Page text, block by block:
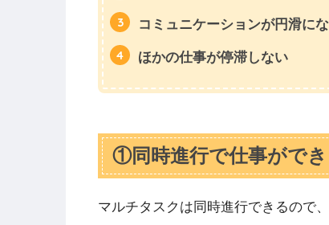
コミュニケーションが円滑に
ほかの仕事が停滞しない
①同時進行で仕事ができ
マルチタスクは同時進行できるので